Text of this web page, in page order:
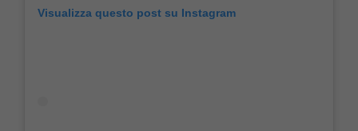
Visualizza questo post su Instagram